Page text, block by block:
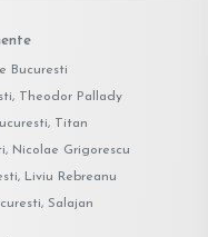
Bucuresti
Theodor Pallady
Titan
Nicolae Grigorescu
Liviu Rebreanu
Salajan